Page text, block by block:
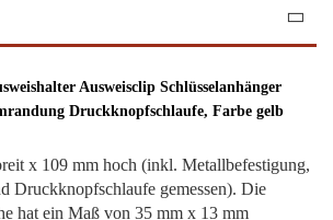
Ausweisclip Schlüsselanhänger
Druckknopfschlaufe, Farbe gelb
x 109 mm hoch (inkl. Metallbefestigung,
Druckknopfschlaufe gemessen). Die
hat ein Maß von 35 mm x 13 mm